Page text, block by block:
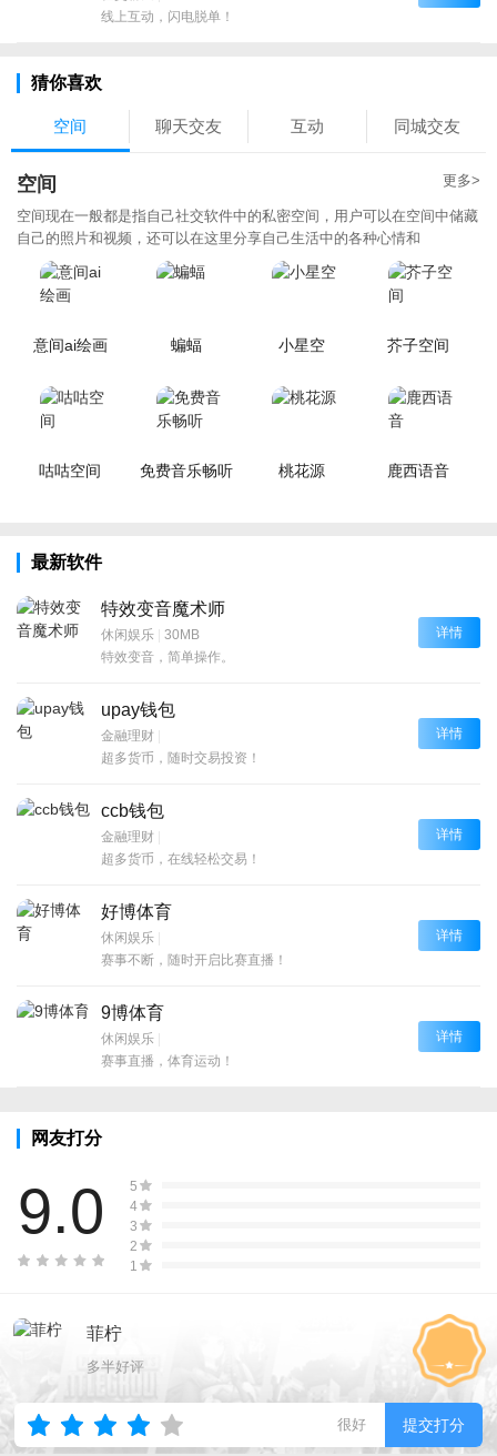
线上互动，闪电脱单！
猜你喜欢
空间 聊天交友 互动 同城交友
空间 更多>
空间现在一般都是指自己社交软件中的私密空间，用户可以在空间中储藏
自己的照片和视频，还可以在这里分享自己生活中的各种心情和
意间ai绘画 蝙蝠 小星空 芥子空间
咕咕空间 免费音乐畅听 桃花源 鹿西语音
最新软件
特效变音魔术师
休闲娱乐 | 30MB
特效变音，简单操作。
详情
upay钱包
金融理财 |
超多货币，随时交易投资！
详情
ccb钱包
金融理财 |
超多货币，在线轻松交易！
详情
好博体育
休闲娱乐 |
赛事不断，随时开启比赛直播！
详情
9博体育
休闲娱乐 |
赛事直播，体育运动！
详情
网友打分
9.0
5
4
3
2
1
菲柠
多半好评
很好 提交打分